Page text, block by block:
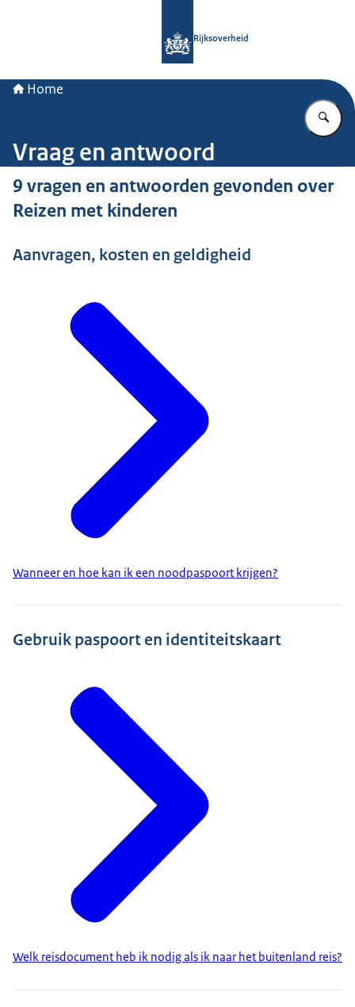
Rijksoverheid
Home
Vraag en antwoord
9 vragen en antwoorden gevonden over
Reizen met kinderen
Aanvragen, kosten en geldigheid
Wanneer en hoe kan ik een noodpaspoort krijgen?
Gebruik paspoort en identiteitskaart
Welk reisdocument heb ik nodig als ik naar het buitenland reis?